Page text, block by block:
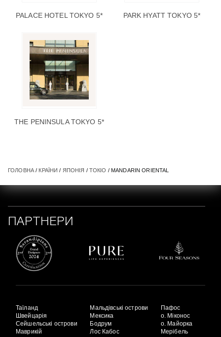
PALACE HOTEL TOKYO 5* PARK HYATT TOKYO 5*
THE PENINSULA TOKYO 5*
ГОЛОВНА/ КРАЇНИ / ЯПОНІЯ / ТОКІО / MANDARIN ORIENTAL
ПАРТНЕРИ
Таїланд
Швейцарія
Сейшельські острови
Маврикій
Мальдівські острови
Мексика
Бодрум
Лос Кабос
Пафос
о. Міконос
о. Майорка
Мерібель